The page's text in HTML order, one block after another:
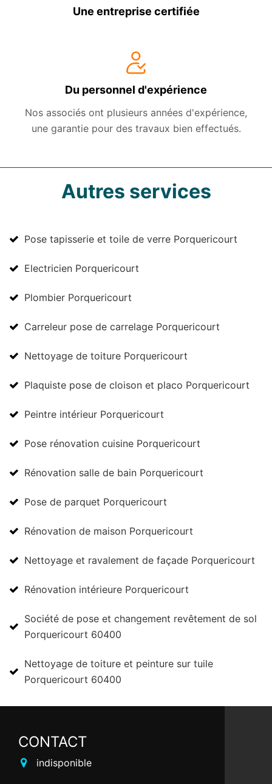
Une entreprise certifiée
Du personnel d'expérience
Nos associés ont plusieurs années d'expérience,
une garantie pour des travaux bien effectués.
Autres services
Pose tapisserie et toile de verre Porquericourt
Electricien Porquericourt
Plombier Porquericourt
Carreleur pose de carrelage Porquericourt
Nettoyage de toiture Porquericourt
Plaquiste pose de cloison et placo Porquericourt
Peintre intérieur Porquericourt
Pose rénovation cuisine Porquericourt
Rénovation salle de bain Porquericourt
Pose de parquet Porquericourt
Rénovation de maison Porquericourt
Nettoyage et ravalement de façade Porquericourt
Rénovation intérieure Porquericourt
Société de pose et changement revêtement de sol
Porquericourt 60400
Nettoyage de toiture et peinture sur tuile
Porquericourt 60400
CONTACT
indisponible